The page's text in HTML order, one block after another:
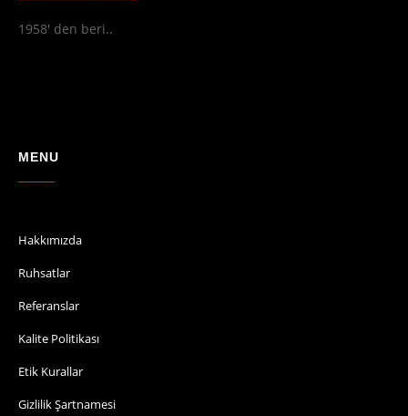
1958' den beri..
MENU
Hakkımızda
Ruhsatlar
Referanslar
Kalite Politikası
Etik Kurallar
Gizlilik Şartnamesi